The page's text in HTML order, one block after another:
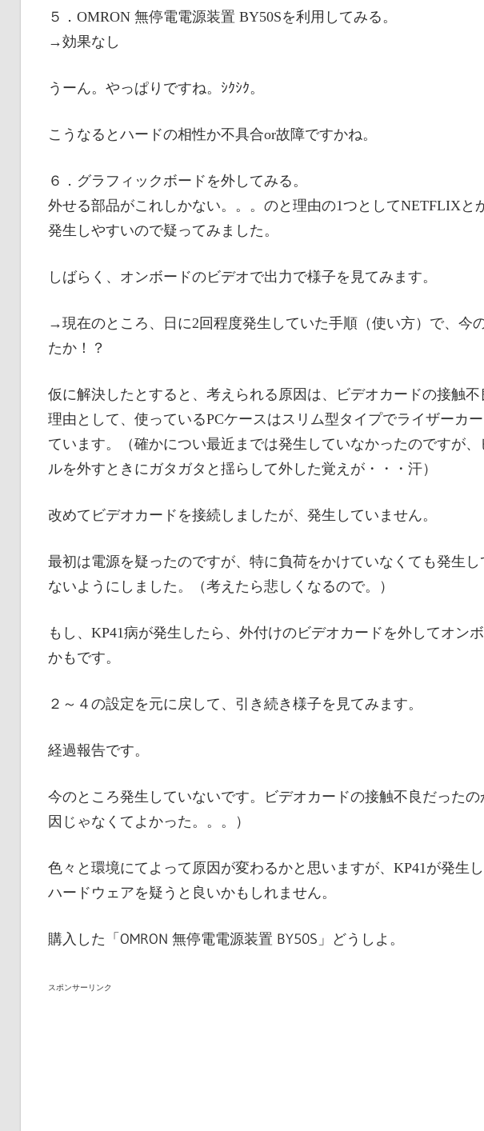
５．OMRON 無停電電源装置 BY50Sを利用してみる。
→効果なし
うーん。やっぱりですね。ｼｸｼｸ。
こうなるとハードの相性か不具合or故障ですかね。
６．グラフィックボードを外してみる。
外せる部品がこれしかない。。。のと理由の1つとしてNETFLIXと
発生しやすいので疑ってみました。
しばらく、オンボードのビデオで出力で様子を見てみます。
→現在のところ、日に2回程度発生していた手順（使い方）で、今
たか！？
仮に解決したとすると、考えられる原因は、ビデオカードの接触不
理由として、使っているPCケースはスリム型タイプでライザーカ
ています。（確かについ最近までは発生していなかったのですが
ルを外すときにガタガタと揺らして外した覚えが・・・汗）
改めてビデオカードを接続しましたが、発生していません。
最初は電源を疑ったのですが、特に負荷をかけていなくても発生
ないようにしました。（考えたら悲しくなるので。）
もし、KP41病が発生したら、外付けのビデオカードを外してオン
かもです。
２～４の設定を元に戻して、引き続き様子を見てみます。
経過報告です。
今のところ発生していないです。ビデオカードの接触不良だった
因じゃなくてよかった。。。）
色々と環境にてよって原因が変わるかと思いますが、KP41が発生
ハードウェアを疑うと良いかもしれません。
購入した「 OMRON 無停電電源装置 BY50S 」どうしよ。
スポンサーリンク